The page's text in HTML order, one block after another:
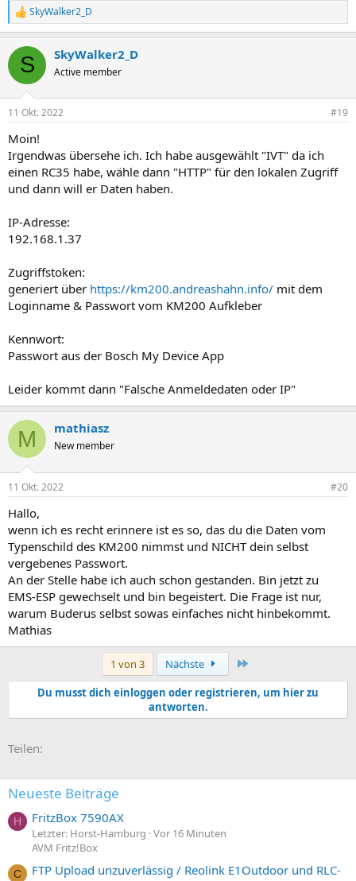
R
e
k
i
e
:
SkyWalker2_D
S SkyWalker2_D
Active member
11 Okt. 2022 #19
Moin!
Irgendwas übersehe ich. Ich habe ausgewählt "IVT" da ich
einen RC35 habe, wähle dann "HTTP" für den lokalen Zugriff
und dann will er Daten haben.
IP-Adresse:
192.168.1.37
Zugriffstoken:
generiert über https://km200.andreashahn.info/ mit dem
Loginname & Passwort vom KM200 Aufkleber
Kennwort:
Passwort aus der Bosch My Device App
Leider kommt dann "Falsche Anmeldedaten oder IP"
M mathiasz
New member
11 Okt. 2022 #20
Hallo,
wenn ich es recht erinnere ist es so, das du die Daten vom
Typenschild des KM200 nimmst und NICHT dein selbst
vergebenes Passwort.
An der Stelle habe ich auch schon gestanden. Bin jetzt zu
EMS-ESP gewechselt und bin begeistert. Die Frage ist nur,
warum Buderus selbst sowas einfaches nicht hinbekommt.
Mathias
1 von 3 Nächste
Du musst dich einloggen oder registrieren, um hier zu
antworten.
Teilen:
Neueste Beiträge
H FritzBox 7590AX
Letzter: Horst-Hamburg Vor 16 Minuten
AVM Fritz!Box
C
FTP Upload unzuverlässig / Reolink E1Outdoor und RLC-